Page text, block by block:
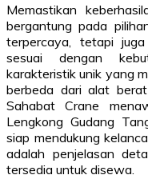
Memastikan
bergantung pada
terpercaya, tetapi
sesuai dengan
karakteristik unik yang
berbeda dari alat
Sahabat Crane
Lengkong Gudang
siap mendukung
adalah penjelasan
tersedia untuk disewa.